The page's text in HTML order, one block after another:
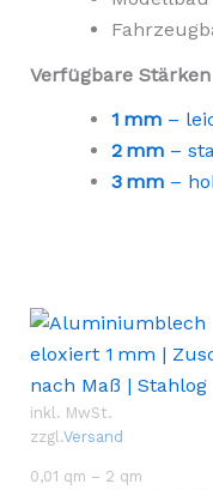
Verfügbare Stärken
1 mm –
2 mm –
3 mm –
inkl. MwSt.
zzgl.Versand
0,01 qm – 2 qm